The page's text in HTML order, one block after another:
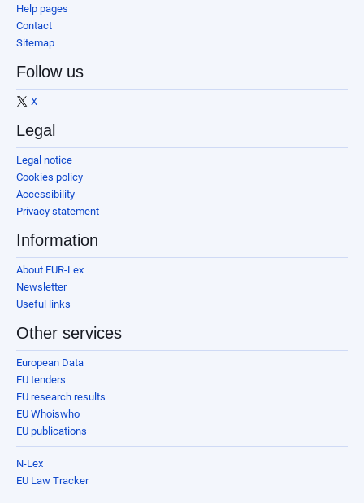
Help pages
Contact
Sitemap
Follow us
X
Legal
Legal notice
Cookies policy
Accessibility
Privacy statement
Information
About EUR-Lex
Newsletter
Useful links
Other services
European Data
EU tenders
EU research results
EU Whoiswho
EU publications
N-Lex
EU Law Tracker